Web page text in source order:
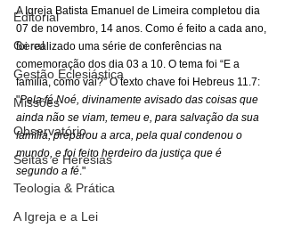
Editorial
Geral
Gestão Eclesiástica
Missões
Observatório
Seitas e Heresias
Teologia & Prática
A Igreja e a Lei
A Igreja Batista Emanuel de Limeira completou dia
07 de novembro, 14 anos. Como é feito a cada ano,
foi realizado uma série de conferências na
comemoração dos dia 03 a 10. O tema foi “E a
família, como vai?” O texto chave foi Hebreus 11.7:
"Pela fé Noé, divinamente avisado das coisas que
ainda não se viam, temeu e, para salvação da sua
família, preparou a arca, pela qual condenou o
mundo, e foi feito herdeiro da justiça que é
segundo a fé."